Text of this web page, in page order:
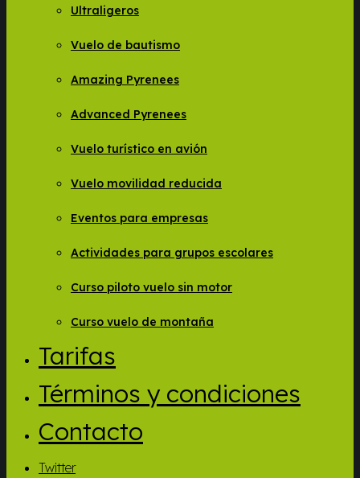
Ultraligeros
Vuelo de bautismo
Amazing Pyrenees
Advanced Pyrenees
Vuelo turístico en avión
Vuelo movilidad reducida
Eventos para empresas
Actividades para grupos escolares
Curso piloto vuelo sin motor
Curso vuelo de montaña
Tarifas
Términos y condiciones
Contacto
Twitter